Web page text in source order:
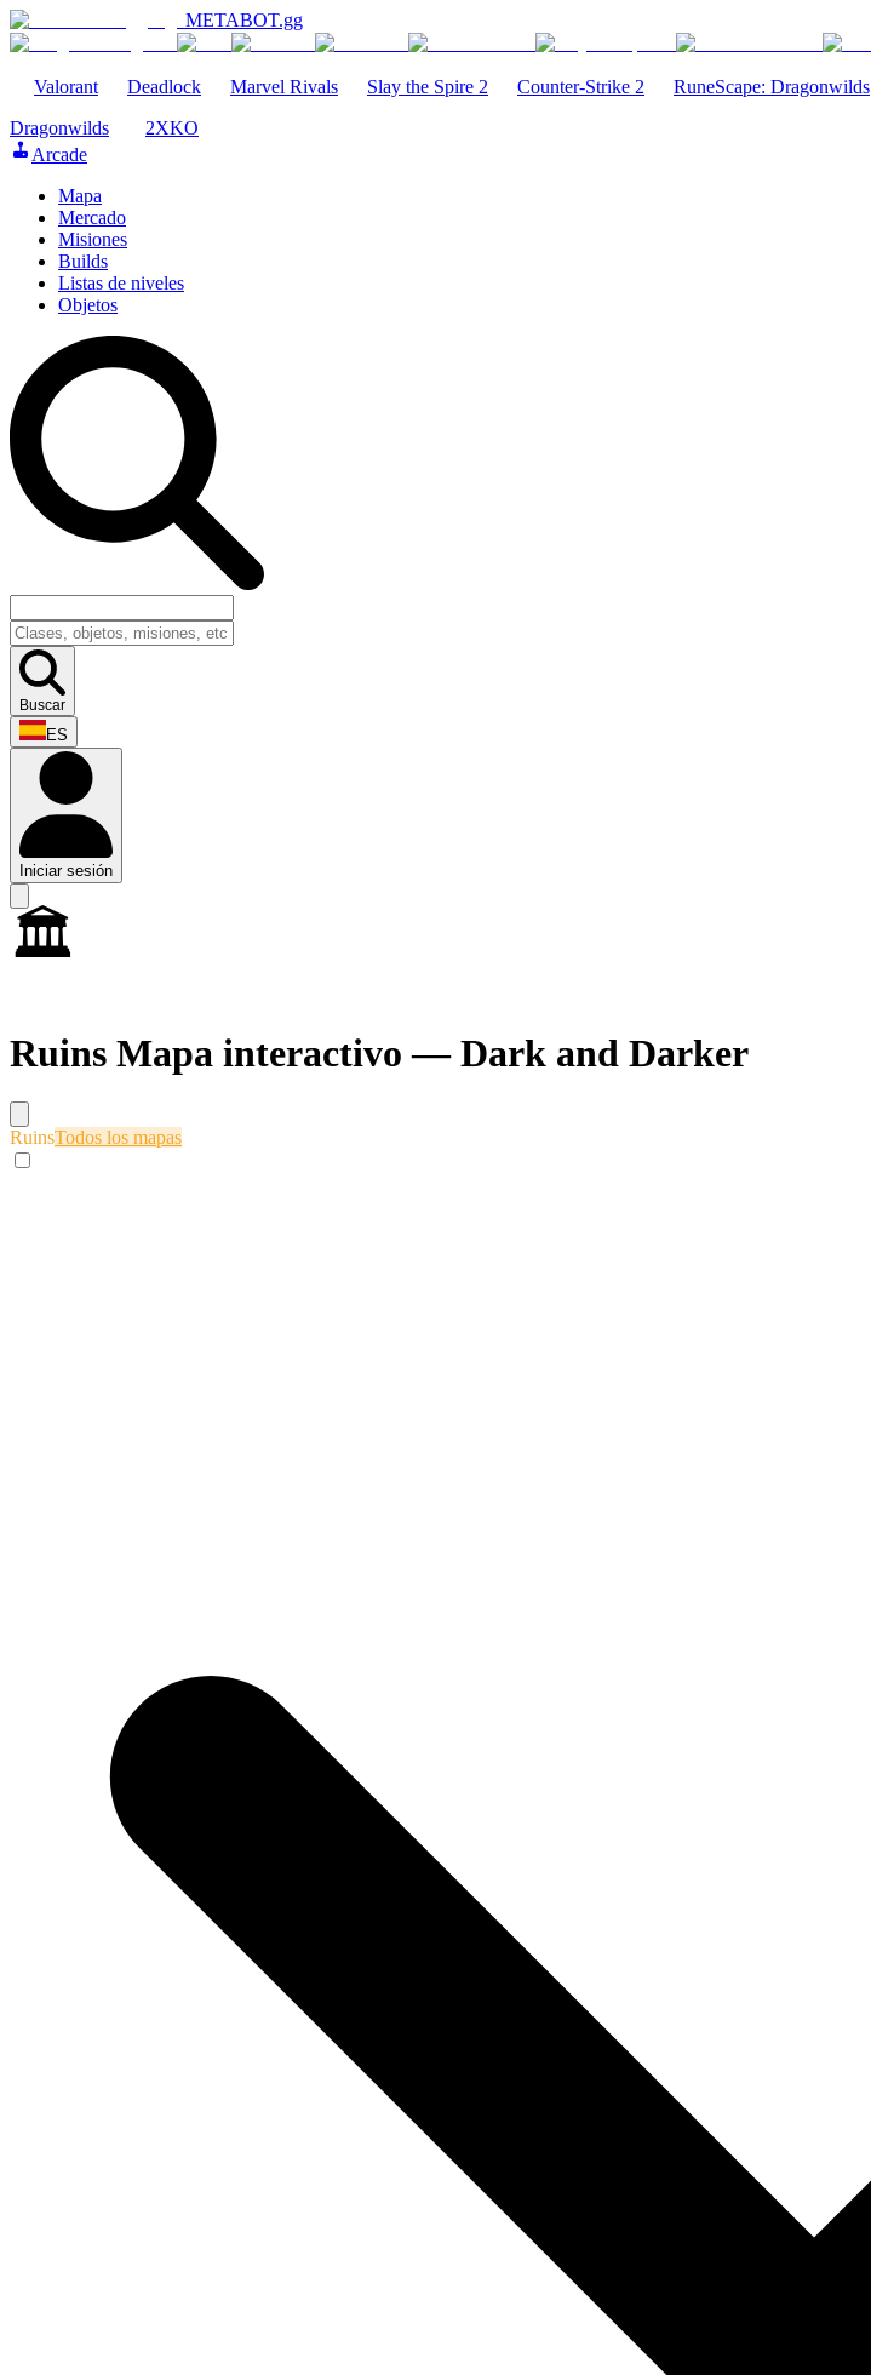
METABOT.gg
Valorant Deadlock Marvel Rivals Slay the Spire 2 Counter-Strike 2 RuneScape: Dragonwilds
Dragonwilds
2XKO
Arcade
Mapa
Mercado
Misiones
Builds
Listas de niveles
Objetos
Buscar
ES
Iniciar sesión
🏛
Ruins Mapa interactivo — Dark and Darker
RuinsTodos los mapas